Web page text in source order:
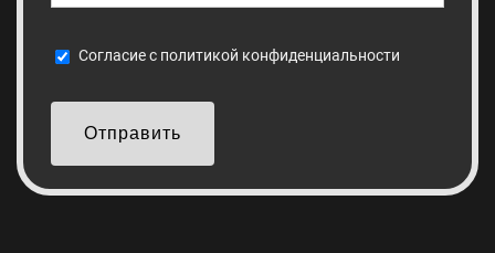
Cогласие с политикой конфиденциальности
Отправить